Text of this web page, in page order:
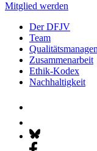
Mitglied werden
Der DFJV
Team
Zusammenarbeit
Ethik-Kodex
Nachhaltigkeit